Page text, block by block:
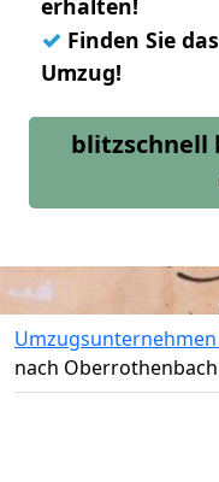
erhalten!
✓ Finden Sie
Umzug!
blitzschnell
nach Oberrothenbach